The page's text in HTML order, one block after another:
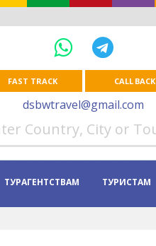
FAST TRACK CALL BACK
dsbwtravel@gmail.com
ТУРАГЕНТСТВАМ ТУРИСТАМ